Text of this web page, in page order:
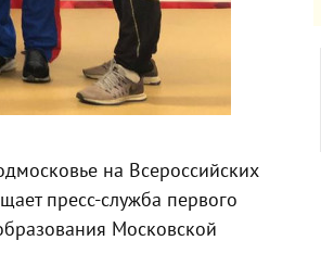
на Всероссийских
пресс-служба первого
Московской